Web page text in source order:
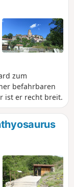
zum
befahrbaren
ist er recht breit.